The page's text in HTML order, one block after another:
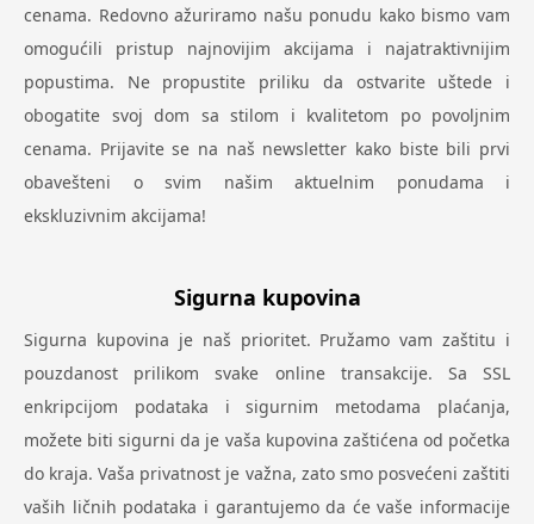
cenama. Redovno ažuriramo našu ponudu kako bismo vam
omogućili pristup najnovijim akcijama i najatraktivnijim
popustima. Ne propustite priliku da ostvarite uštede i
obogatite svoj dom sa stilom i kvalitetom po povoljnim
cenama. Prijavite se na naš newsletter kako biste bili prvi
obavešteni o svim našim aktuelnim ponudama i
ekskluzivnim akcijama!
Sigurna kupovina
Sigurna kupovina je naš prioritet. Pružamo vam zaštitu i
pouzdanost prilikom svake online transakcije. Sa SSL
enkripcijom podataka i sigurnim metodama plaćanja,
možete biti sigurni da je vaša kupovina zaštićena od početka
do kraja. Vaša privatnost je važna, zato smo posvećeni zaštiti
vaših ličnih podataka i garantujemo da će vaše informacije